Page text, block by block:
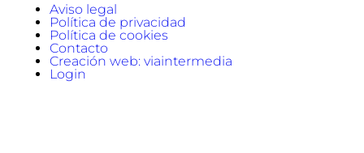
Aviso legal
Política de privacidad
Política de cookies
Contacto
Creación web: viaintermedia
Login